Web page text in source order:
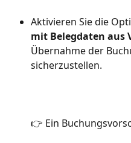
Aktivieren Sie die
mit Belegdaten aus
Übernahme der
sicherzustellen.
👉 Ein